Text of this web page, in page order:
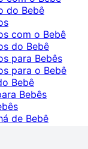
do Bebê
com o Bebê
do Bebê
para Bebês
para o Bebê
Bebê
Bebês
de Bebê